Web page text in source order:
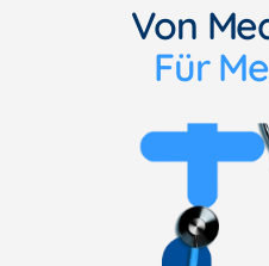
Von
Für